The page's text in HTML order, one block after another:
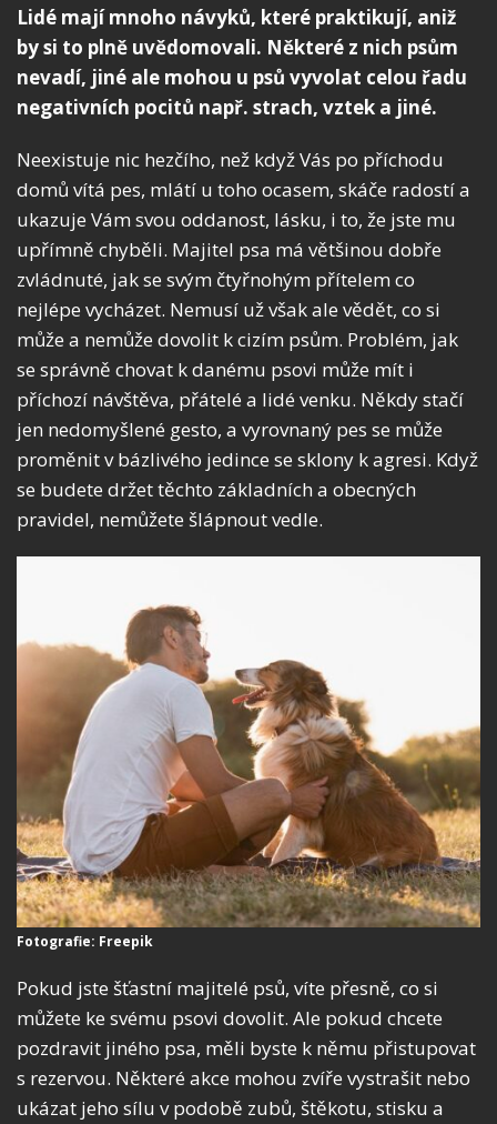
Lidé mají mnoho návyků, které praktikují, aniž
by si to plně uvědomovali. Některé z nich psům
nevadí, jiné ale mohou u psů vyvolat celou řadu
negativních pocitů např. strach, vztek a jiné.
Neexistuje nic hezčího, než když Vás po příchodu
domů vítá pes, mlátí u toho ocasem, skáče radostí a
ukazuje Vám svou oddanost, lásku, i to, že jste mu
upřímně chyběli. Majitel psa má většinou dobře
zvládnuté, jak se svým čtyřnohým přítelem co
nejlépe vycházet. Nemusí už však ale vědět, co si
může a nemůže dovolit k cizím psům. Problém, jak
se správně chovat k danému psovi může mít i
příchozí návštěva, přátelé a lidé venku. Někdy stačí
jen nedomyšlené gesto, a vyrovnaný pes se může
proměnit v bázlivého jedince se sklony k agresi. Když
se budete držet těchto základních a obecných
pravidel, nemůžete šlápnout vedle.
Fotografie: Freepik
Pokud jste šťastní majitelé psů, víte přesně, co si
můžete ke svému psovi dovolit. Ale pokud chcete
pozdravit jiného psa, měli byste k němu přistupovat
s rezervou. Některé akce mohou zvíře vystrašit nebo
ukázat jeho sílu v podobě zubů, štěkotu, stisku a